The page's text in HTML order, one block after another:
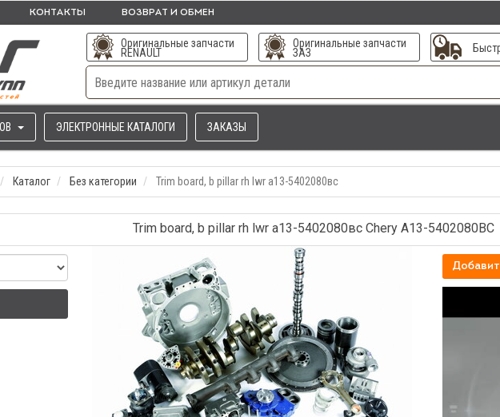
КОНТАКТЫ ВОЗВРАТ И ОБМЕН
Оригинальные запчасти
RENAULT
Оригинальные запчасти
ЗАЗ
ЭЛЕКТРОННЫЕ КАТАЛОГИ ЗАКАЗЫ
Каталог Без категории Trim board, b pillar rh lwr а13-5402080вс
Trim board, b pillar rh lwr а13-5402080вс Chery A13-5402080BC